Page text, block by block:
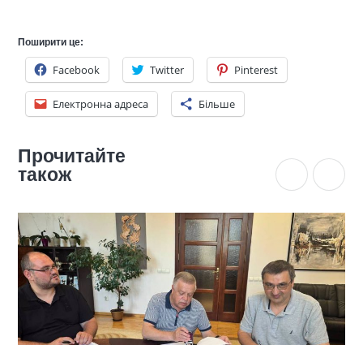
Поширити це:
Facebook Twitter Pinterest
Електронна адреса Більше
Прочитайте
також